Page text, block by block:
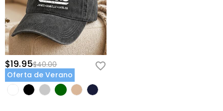
$19.95$40.00
Oferta de Verano